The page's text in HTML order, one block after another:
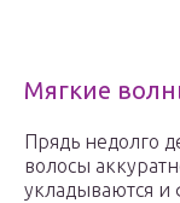
Мягкие
Прядь недолго
волосы
укладываются и